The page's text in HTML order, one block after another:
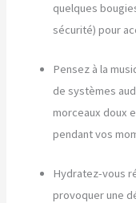
quelques
sécurité) pour
Pensez à la
de systèmes
morceaux doux
pendant vos
Hydratez-vous
provoquer une